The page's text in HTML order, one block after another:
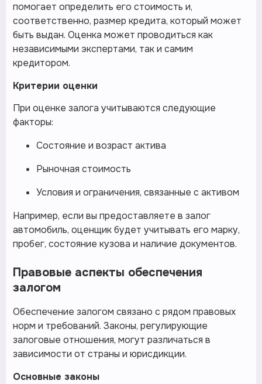
помогает определить его стоимость и,
соответственно, размер кредита, который может
быть выдан. Оценка может проводиться как
независимыми экспертами, так и самим
кредитором.
Критерии оценки
При оценке залога учитываются следующие
факторы:
Состояние и возраст актива
Рыночная стоимость
Условия и ограничения, связанные с активом
Например, если вы предоставляете в залог
автомобиль, оценщик будет учитывать его марку,
пробег, состояние кузова и наличие документов.
Правовые аспекты обеспечения
залогом
Обеспечение залогом связано с рядом правовых
норм и требований. Законы, регулирующие
залоговые отношения, могут различаться в
зависимости от страны и юрисдикции.
Основные законы